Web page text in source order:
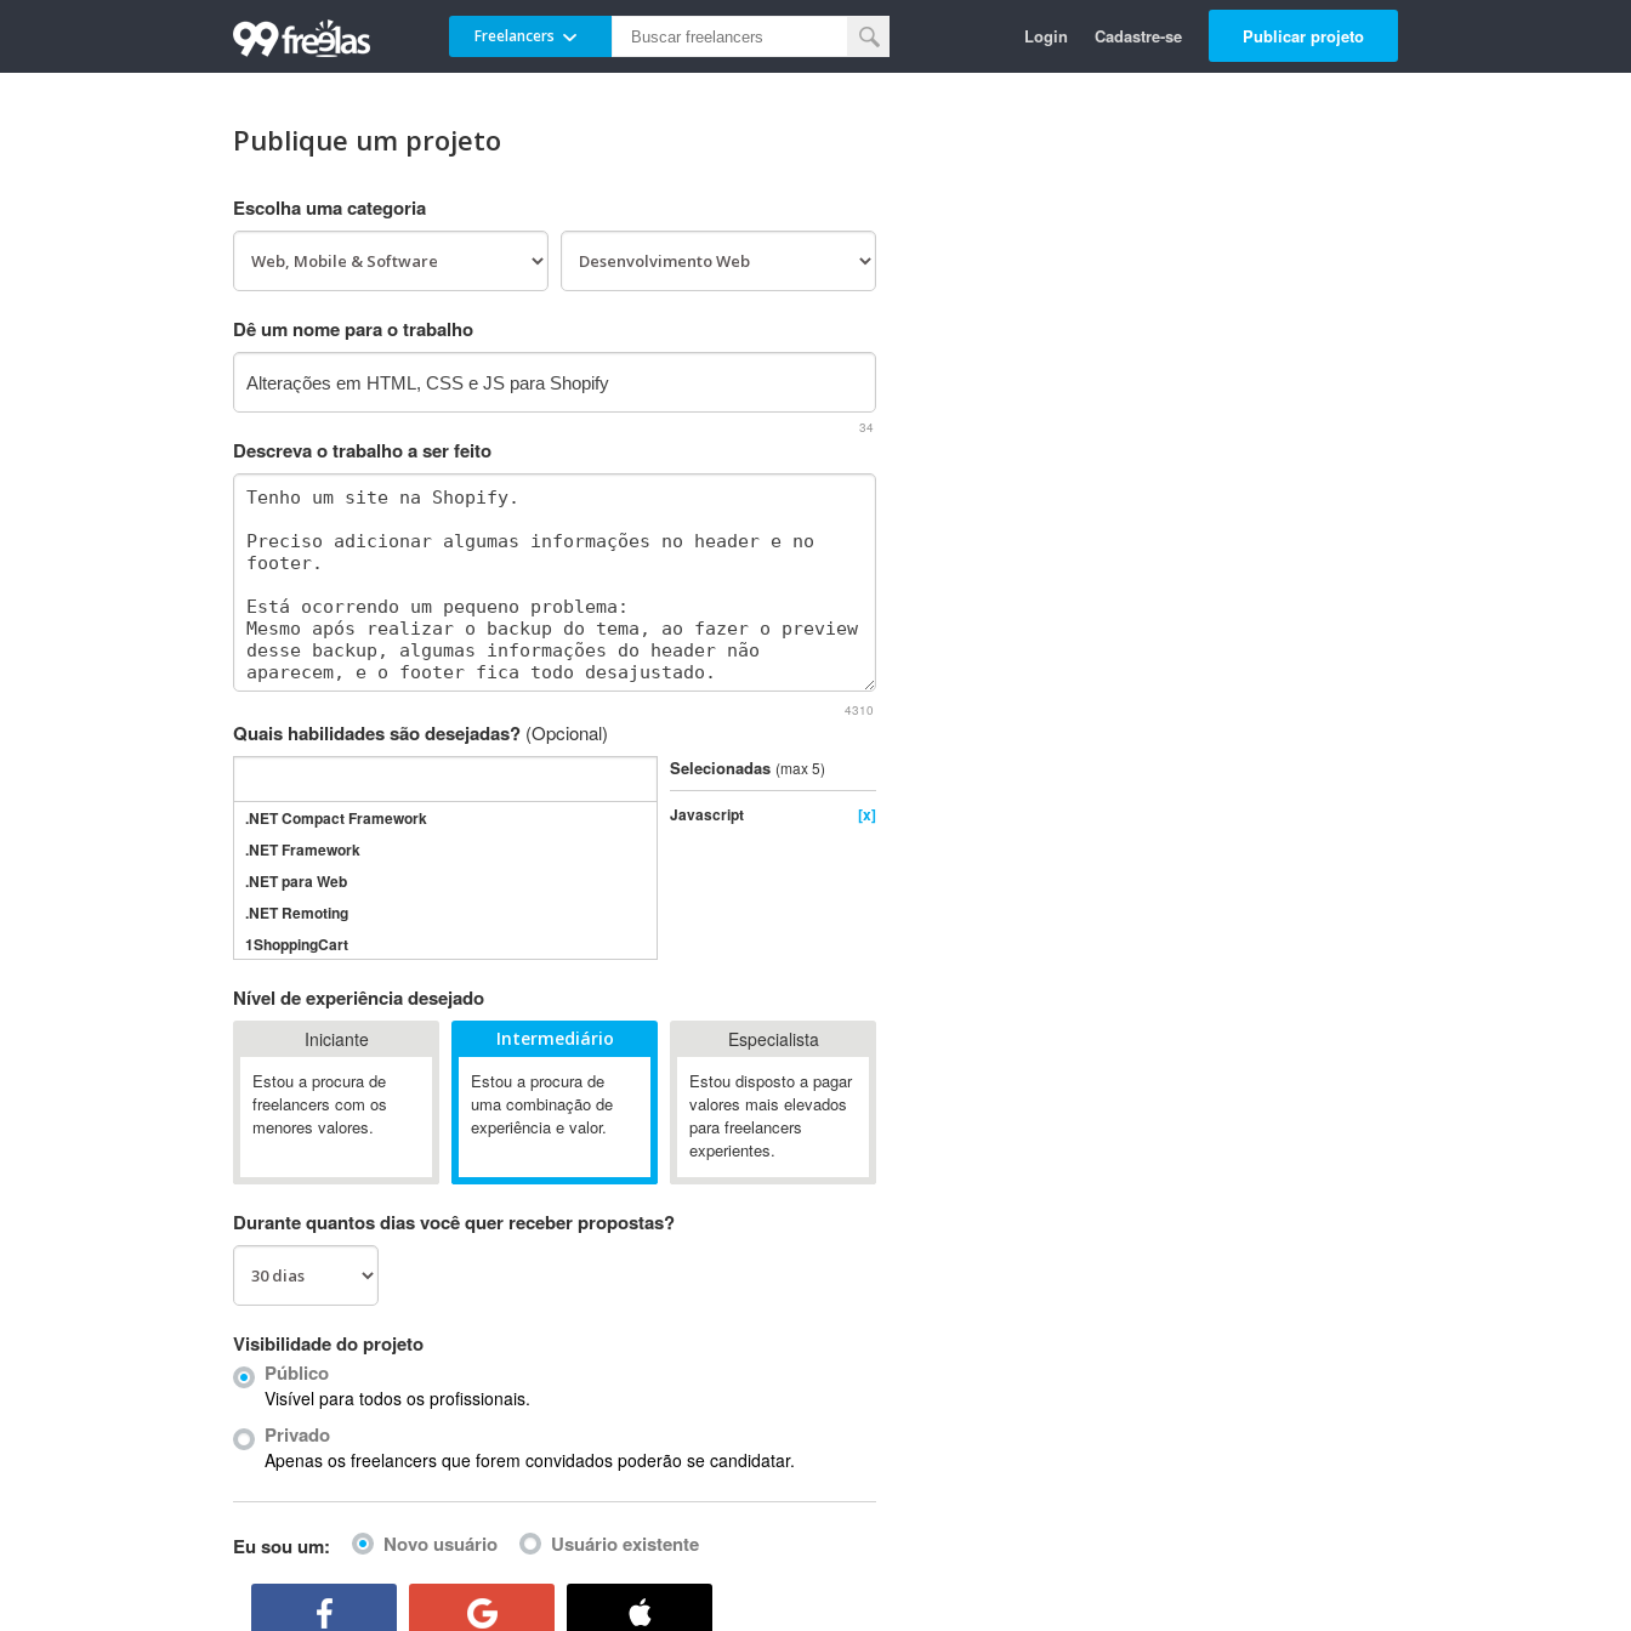
Freelancers Login Cadastre-se Publicar projeto
Publique um projeto
Escolha uma categoria
Dê um nome para o trabalho
34
Descreva o trabalho a ser feito
4310
Quais habilidades são desejadas? (Opcional)
.NET Compact Framework
.NET Framework
.NET para Web
.NET Remoting
1ShoppingCart
3GSM
4D Dimension
802.11
A&P
A-GPS
Ab Initio
ABIS
AbleCommerce
Ableton Live
Abstract Window Toolkit (AWT)
Selecionadas (max 5)
Javascript [x]
Nível de experiência desejado
Iniciante
Estou a procura de
freelancers com os
menores valores.
Intermediário
Estou a procura de
uma combinação de
experiência e valor.
Especialista
Estou disposto a pagar
valores mais elevados
para freelancers
experientes.
Durante quantos dias você quer receber propostas?
Visibilidade do projeto
Público
Visível para todos os profissionais.
Privado
Apenas os freelancers que forem convidados poderão se candidatar.
Eu sou um: Novo usuário Usuário existente